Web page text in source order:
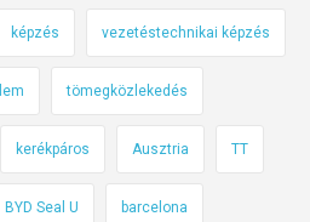
képzés vezetéstechnikai képzés
tömegközlekedés
kerékpáros Ausztria TT
BYD Seal U barcelona